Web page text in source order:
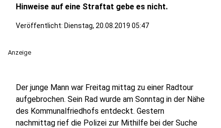
Hinweise auf eine Straftat gebe es nicht.
Veröffentlicht: Dienstag, 20.08.2019 05:47
Anzeige
Der junge Mann war Freitag mittag zu einer Radtour
aufgebrochen. Sein Rad wurde am Sonntag in der Nähe
des Kommunalfriedhofs entdeckt. Gestern
nachmittag rief die Polizei zur Mithilfe bei der Suche